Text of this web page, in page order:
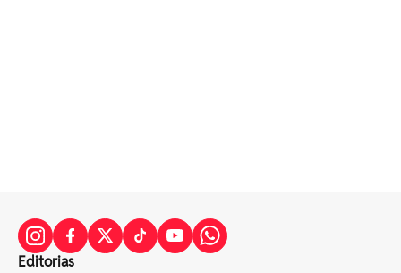
Editorias